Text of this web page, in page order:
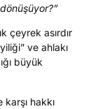
çeyrek asırdır
ve ahlakı
büyük
hakkı